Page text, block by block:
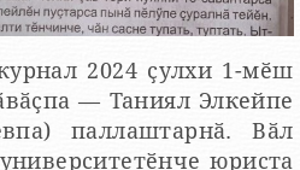
2024 ҫулхи 1-мӗш
— Таниял Элкейпе
паллаштарнӑ. Вӑл
юриста